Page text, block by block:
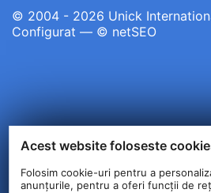
© 2004 - 2026 Unick
Configurat — © netSEO
Acest website foloseste
Folosim cookie-uri pentru a
anunțurile, pentru a oferi funcții de